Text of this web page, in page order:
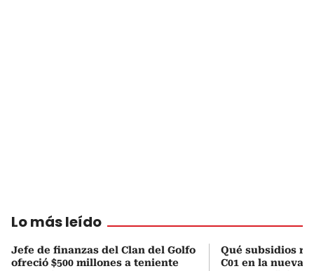
Lo más leído
Jefe de finanzas del Clan del Golfo
ofreció $500 millones a teniente
Qué subsidios
C01 en la nueva